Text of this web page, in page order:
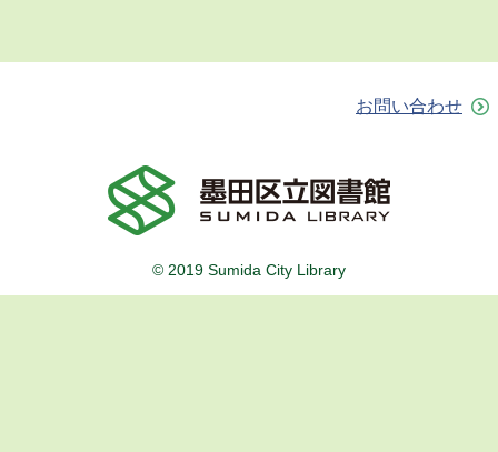
お問い合わせ
© 2019 Sumida City Library